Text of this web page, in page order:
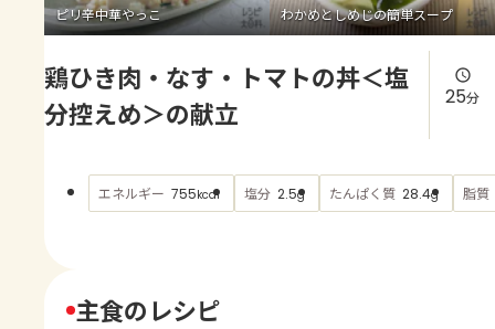
お買い物
AJINOMOTO PARK とは
ピリ辛中華やっこ わかめとしめじの簡単スープ
鶏ひき肉・なす・トマトの丼＜塩
分控えめ＞の献立
25分
エネルギー 755kcal 塩分 2.5g たんぱく質 28.4g 脂質
主食のレシピ